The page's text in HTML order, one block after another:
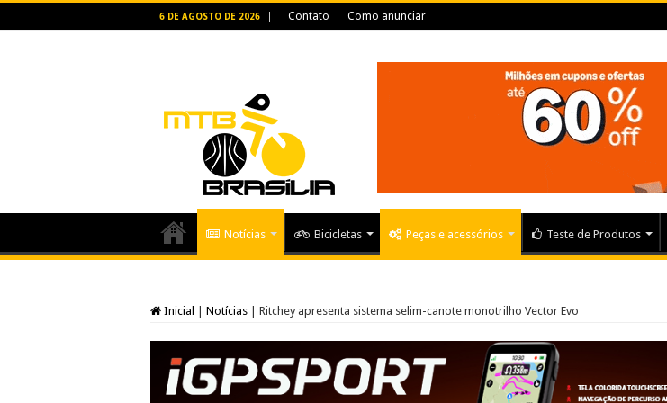
6 DE AGOSTO DE 2026 Contato Como anunciar
Notícias Bicicletas Peças e acessórios Teste de Produtos
Inicial Notícias Ritchey apresenta sistema selim-canote monotrilho Vector Evo